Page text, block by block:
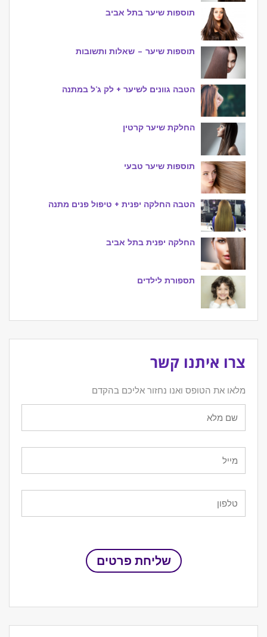
תוספות שיער בתל אביב
תוספות שיער – שאלות ותשובות
הטבה גוונים לשיער + לק ג’ל במתנה
החלקת שיער קרטין
תוספות שיער טבעי
הטבה החלקה יפנית + טיפול פנים מתנה
החלקה יפנית בתל אביב
תספורת לילדים
צרו איתנו קשר
מלאו את הטופס ואנו נחזור אליכם בהקדם